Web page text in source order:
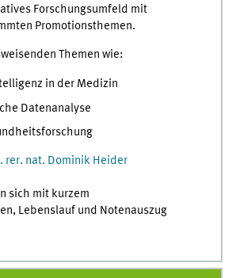
Forschungsumfeld mit
Promotionsthemen.
Themen wie:
in der Medizin
Datenanalyse
rer. nat. Dominik Heider
sich mit kurzem
Lebenslauf und Notenauszug